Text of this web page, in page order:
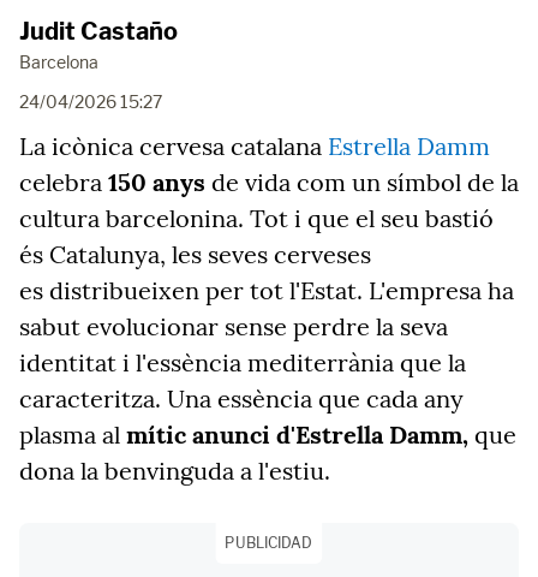
Judit Castaño
Barcelona
24/04/2026 15:27
La icònica cervesa catalana Estrella Damm
celebra 150 anys de vida com un símbol de la
cultura barcelonina. Tot i que el seu bastió
és Catalunya, les seves cerveses
es distribueixen per tot l'Estat. L'empresa ha
sabut evolucionar sense perdre la seva
identitat i l'essència mediterrània que la
caracteritza. Una essència que cada any
plasma al mític anunci d'Estrella Damm, que
dona la benvinguda a l'estiu.
PUBLICIDAD